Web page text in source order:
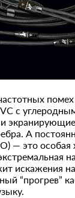
с
А
— это особая
искажения
“прогрев”